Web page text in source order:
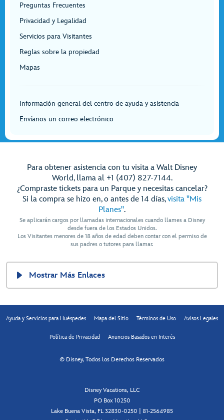
Preguntas Frecuentes
Privacidad y Legalidad
Servicios para Visitantes
Reglas sobre la propiedad
Mapas
Información general del centro de ayuda y asistencia
Envíanos un correo electrónico
Para obtener asistencia con tu visita a Walt Disney
World, llama al +1 (407) 827-7144.
¿Compraste tickets para un Parque y necesitas cancelar?
Si la compra se hizo en, o antes de 14 días,visita "Mis
Planes".
Se aplicarán cargos por llamadas internacionales cuando llames a Disney
desde fuera de los Estados Unidos.
Los Visitantes menores de 18 años de edad deben contar con el permiso de
sus padres o tutores para llamar.
Mostrar Más Enlaces
Ayuda y Servicios para Huéspedes Mapa del Sitio Términos de Uso Avisos Legales
Política de Privacidad Anuncios Basados en Interés
© Disney, Todos los Derechos Reservados
Disney Vacations, LLC
PO Box 10250
Lake Buena Vista, FL 32830-0250 | 81-2564985